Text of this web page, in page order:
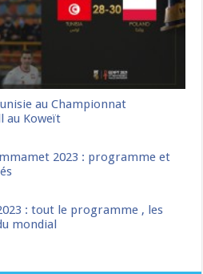
au Championnat
au Koweït
2023 : programme et
: tout le programme , les
mondial